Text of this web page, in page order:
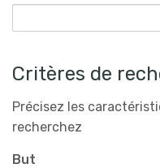
Critères de
Précisez les
recherchez
But